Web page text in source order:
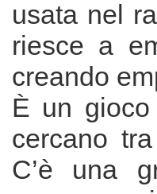
usata nel
riesce a
creando
È un
cercano
C’è una